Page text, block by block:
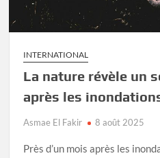
INTERNATIONAL
La nature révèle un
après les
Asmae El Fakir 8 août 2025
Près d’un mois après les